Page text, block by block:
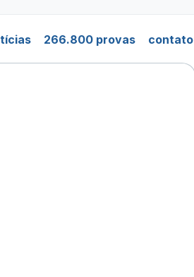
266.800 provas contato